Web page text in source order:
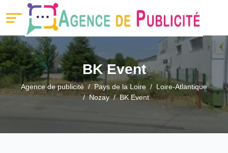
BK Event
Agence de publicité Pays de la Loire
Loire-Atlantique
Nozay
BK Event